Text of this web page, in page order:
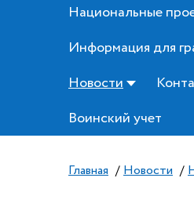
Национальные
Информация для
Новости
Воинский учет
Главная / Новости /